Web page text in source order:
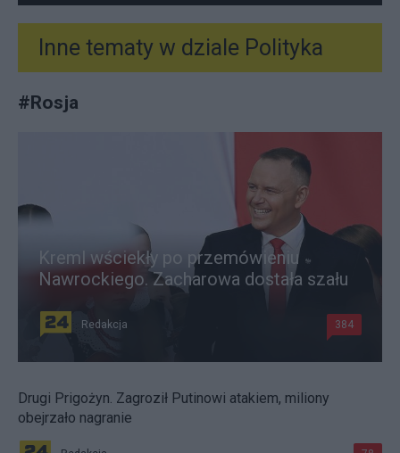
Inne tematy w dziale Polityka
#Rosja
Kreml wściekły po przemówieniu
Nawrockiego. Zacharowa dostała szału
Redakcja 384
Drugi Prigożyn. Zagroził Putinowi atakiem, miliony
obejrzało nagranie